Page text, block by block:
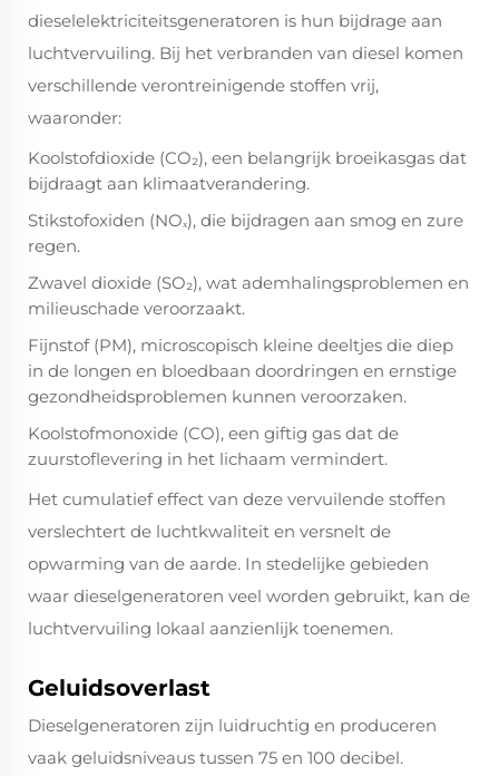
dieselelektriciteitsgeneratoren is hun bijdrage aan
luchtvervuiling. Bij het verbranden van diesel komen
verschillende verontreinigende stoffen vrij,
waaronder:
Koolstofdioxide (CO₂), een belangrijk broeikasgas dat
bijdraagt aan klimaatverandering.
Stikstofoxiden (NOₓ), die bijdragen aan smog en zure
regen.
Zwavel dioxide (SO₂), wat ademhalingsproblemen en
milieuschade veroorzaakt.
Fijnstof (PM), microscopisch kleine deeltjes die diep
in de longen en bloedbaan doordringen en ernstige
gezondheidsproblemen kunnen veroorzaken.
Koolstofmonoxide (CO), een giftig gas dat de
zuurstoflevering in het lichaam vermindert.
Het cumulatief effect van deze vervuilende stoffen
verslechtert de luchtkwaliteit en versnelt de
opwarming van de aarde. In stedelijke gebieden
waar dieselgeneratoren veel worden gebruikt, kan de
luchtvervuiling lokaal aanzienlijk toenemen.
Geluidsoverlast
Dieselgeneratoren zijn luidruchtig en produceren
vaak geluidsniveaus tussen 75 en 100 decibel.